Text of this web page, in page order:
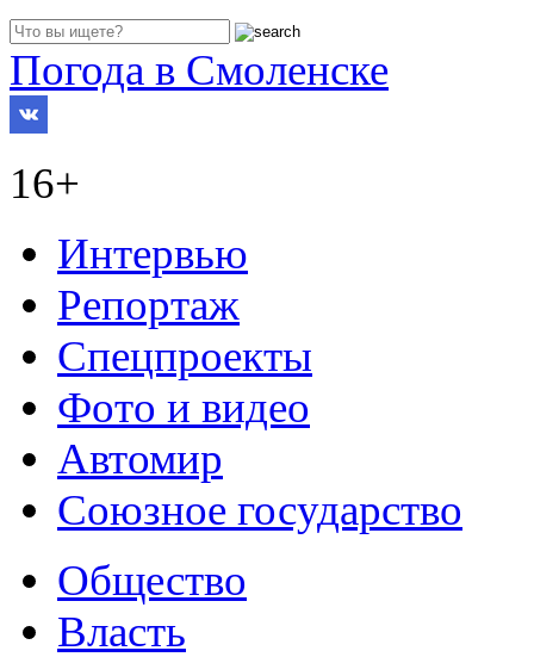
Погода в Смоленске
16+
Интервью
Репортаж
Спецпроекты
Фото и видео
Автомир
Союзное государство
Общество
Власть